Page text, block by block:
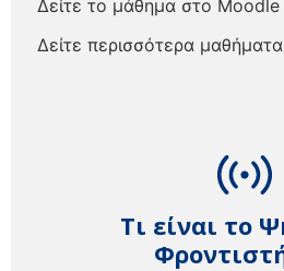
Τι είναι το
Δείτε το μάθημα στο Moodle
Δείτε περισσότερα μαθήματα